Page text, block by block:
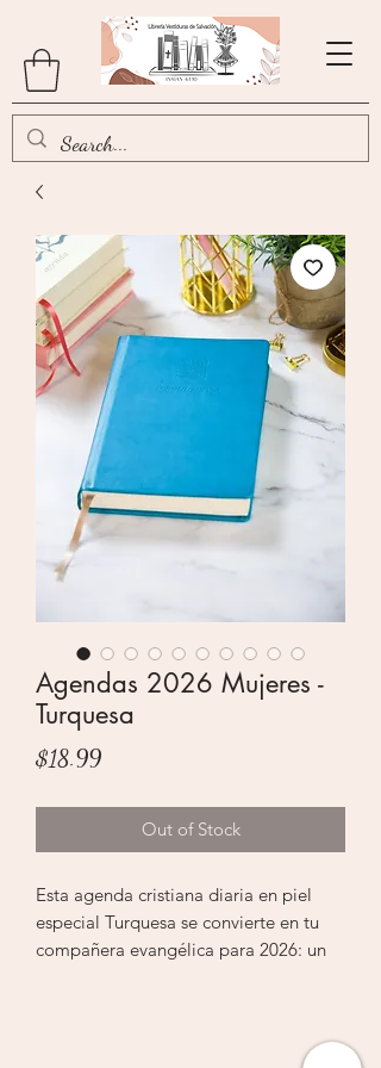
Agendas 2026 Mujeres -
Turquesa
$18.99Price
Out of Stock
Esta agenda cristiana diaria en piel
especial Turquesa se convierte en tu
compañera evangélica para 2026: un
académicas o ministeriales con la fe,